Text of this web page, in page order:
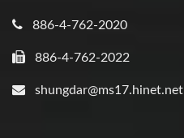
886-4-762-2020
886-4-762-2022
shungdar@ms17.hinet.net